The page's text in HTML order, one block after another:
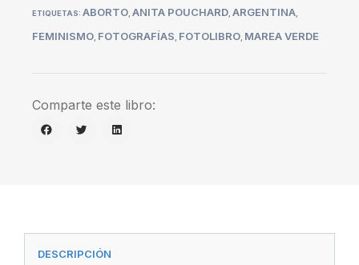
ETIQUETAS: ABORTO ANITA POUCHARD ARGENTINA
FEMINISMO FOTOGRAFÍAS FOTOLIBRO MAREA VERDE
Comparte este libro:
DESCRIPCIÓN